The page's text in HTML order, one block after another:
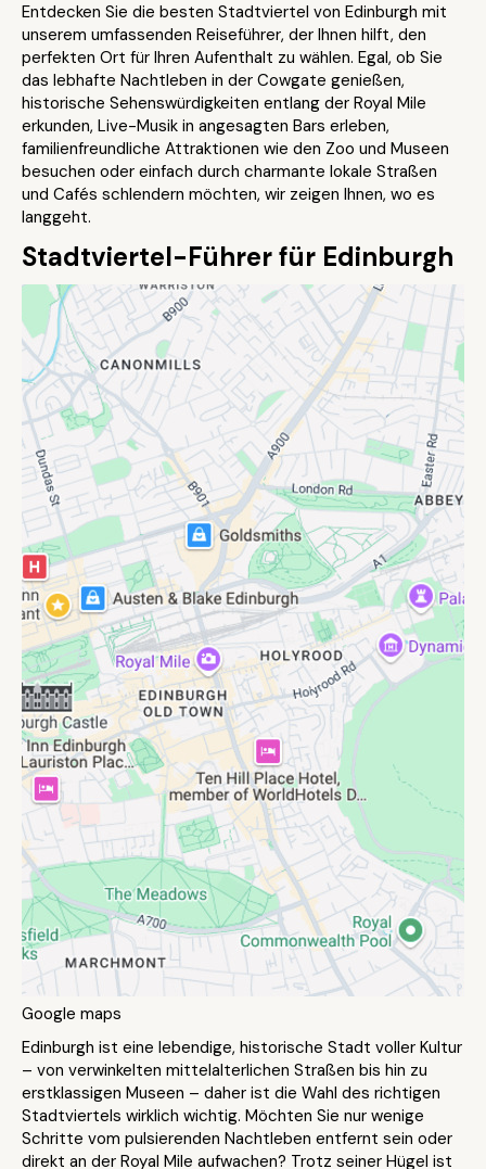
Entdecken Sie die besten Stadtviertel von Edinburgh mit
unserem umfassenden Reiseführer, der Ihnen hilft, den
perfekten Ort für Ihren Aufenthalt zu wählen. Egal, ob Sie
das lebhafte Nachtleben in der Cowgate genießen,
historische Sehenswürdigkeiten entlang der Royal Mile
erkunden, Live-Musik in angesagten Bars erleben,
familienfreundliche Attraktionen wie den Zoo und Museen
besuchen oder einfach durch charmante lokale Straßen
und Cafés schlendern möchten, wir zeigen Ihnen, wo es
langgeht.
Stadtviertel-Führer für Edinburgh
Google maps
Edinburgh ist eine lebendige, historische Stadt voller Kultur
– von verwinkelten mittelalterlichen Straßen bis hin zu
erstklassigen Museen – daher ist die Wahl des richtigen
Stadtviertels wirklich wichtig. Möchten Sie nur wenige
Schritte vom pulsierenden Nachtleben entfernt sein oder
direkt an der Royal Mile aufwachen? Trotz seiner Hügel ist